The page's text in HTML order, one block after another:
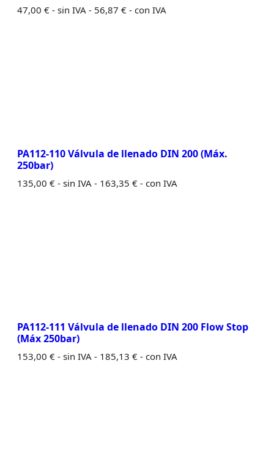
47,00 € - sin IVA - 56,87 € - con IVA
PA112-110 Válvula de llenado DIN 200 (Máx.
250bar)
135,00 € - sin IVA - 163,35 € - con IVA
PA112-111 Válvula de llenado DIN 200 Flow Stop
(Máx 250bar)
153,00 € - sin IVA - 185,13 € - con IVA